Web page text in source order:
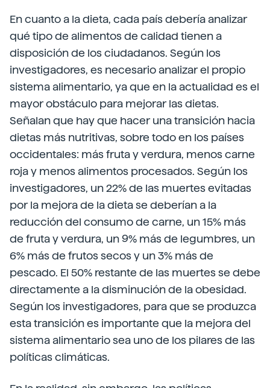
En cuanto a la dieta, cada país debería analizar
qué tipo de alimentos de calidad tienen a
disposición de los ciudadanos. Según los
investigadores, es necesario analizar el propio
sistema alimentario, ya que en la actualidad es el
mayor obstáculo para mejorar las dietas.
Señalan que hay que hacer una transición hacia
dietas más nutritivas, sobre todo en los países
occidentales: más fruta y verdura, menos carne
roja y menos alimentos procesados. Según los
investigadores, un 22% de las muertes evitadas
por la mejora de la dieta se deberían a la
reducción del consumo de carne, un 15% más
de fruta y verdura, un 9% más de legumbres, un
6% más de frutos secos y un 3% más de
pescado. El 50% restante de las muertes se debe
directamente a la disminución de la obesidad.
Según los investigadores, para que se produzca
esta transición es importante que la mejora del
sistema alimentario sea uno de los pilares de las
políticas climáticas.